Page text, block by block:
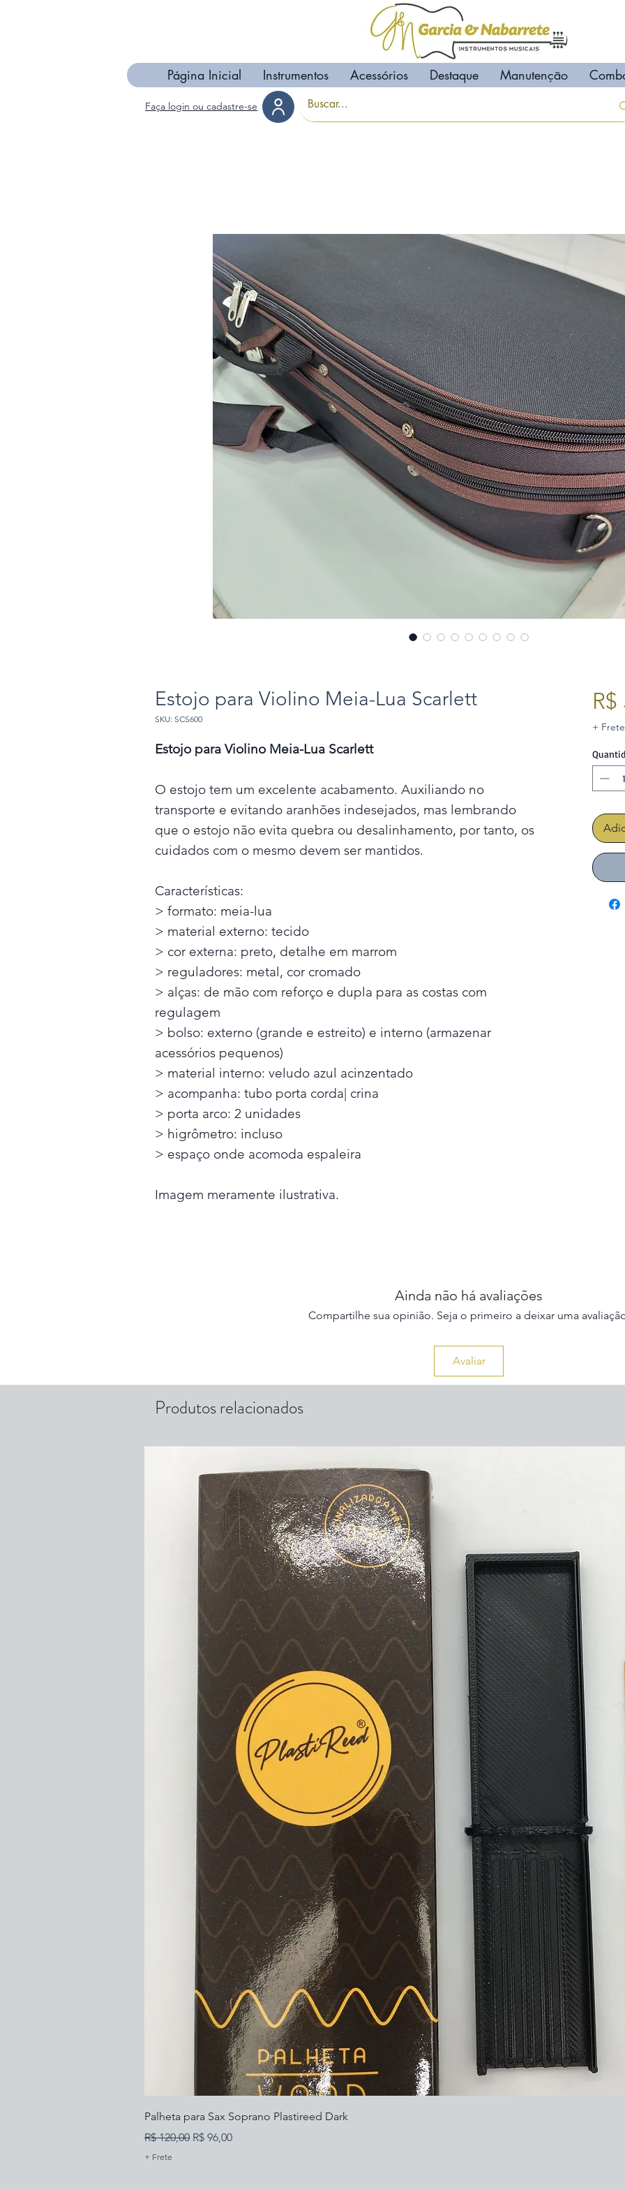
Página Inicial Instrumentos Acessórios Destaque Manutenção
Faça login ou cadastre-se
Estojo para Violino Meia-Lua Scarlett
SKU: SCS600
Estojo para Violino Meia-Lua Scarlett
O estojo tem um excelente acabamento. Auxiliando no
transporte e evitando aranhões indesejados, mas lembrando
que o estojo não evita quebra ou desalinhamento, por tanto, os
cuidados com o mesmo devem ser mantidos.
Características:
> formato: meia-lua
> material externo: tecido
> cor externa: preto, detalhe em marrom
> reguladores: metal, cor cromado
> alças: de mão com reforço e dupla para as costas com
regulagem
> bolso: externo (grande e estreito) e interno (armazenar
acessórios pequenos)
> material interno: veludo azul acinzentado
> acompanha: tubo porta corda| crina
> porta arco: 2 unidades
> higrômetro: incluso
> espaço onde acomoda espaleira
Imagem meramente ilustrativa.
+ Frete
Ainda não há avaliações
Compartilhe sua opinião. Seja o primeiro a deixar uma
Avaliar
Produtos relacionados
Palheta para Sax Soprano Plastireed Dark
Preço normal
R$ 120,00 Preço promocional
R$ 96,00
+ Frete